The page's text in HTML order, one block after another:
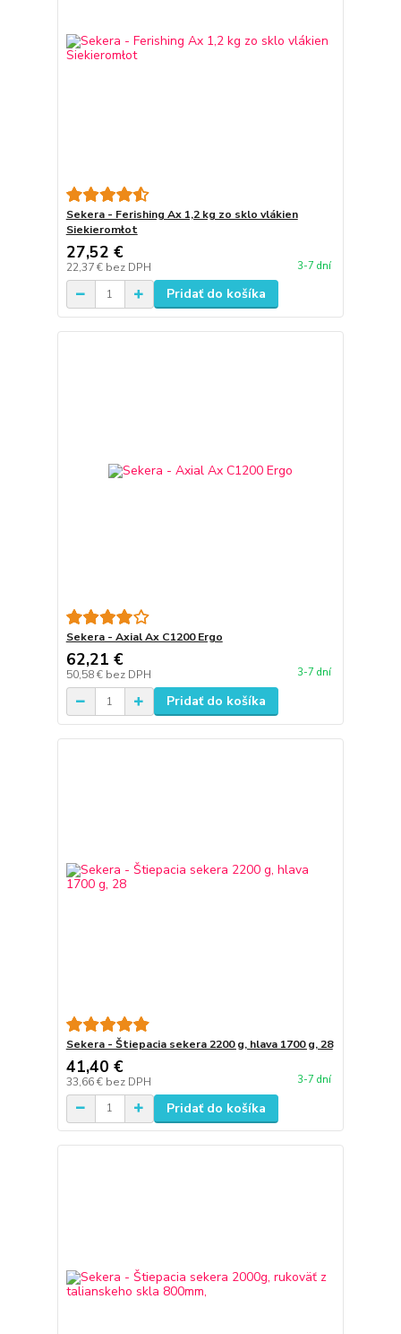
Sekera - Ferishing Ax 1,2 kg zo sklo vlákien
Siekieromłot
27,52 €
22,37 € bez DPH 3-7 dní
Pridať do košíka
Sekera - Axial Ax C1200 Ergo
62,21 €
50,58 € bez DPH 3-7 dní
Pridať do košíka
Sekera - Štiepacia sekera 2200 g, hlava 1700 g, 28
41,40 €
33,66 € bez DPH 3-7 dní
Pridať do košíka